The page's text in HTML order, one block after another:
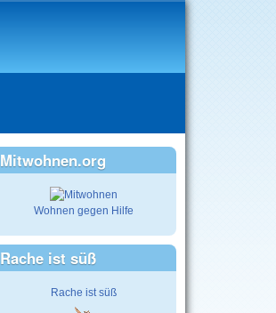
Mitwohnen.org
Wohnen gegen Hilfe
Rache ist süß
Rache ist süß